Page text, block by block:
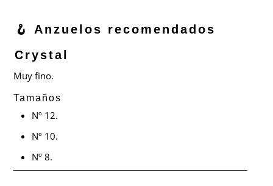
🪝 Anzuelos recomendados
Crystal
Muy fino.
Tamaños
Nº 12.
Nº 10.
Nº 8.